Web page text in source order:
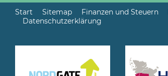
Start Sitemap Finanzen und Steuern
Datenschutzerklärung